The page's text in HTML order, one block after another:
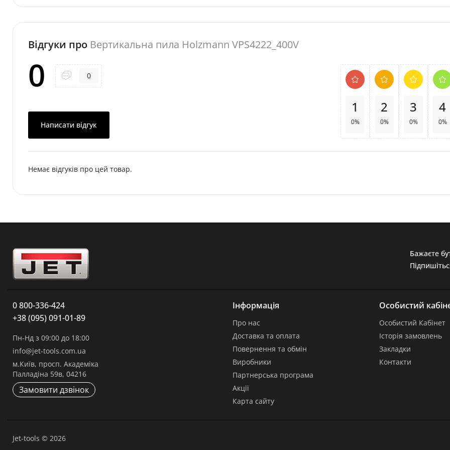
Відгуки про Вертикальна пила Holzmann VPS4222_400V
0 0
Написати відгук
1
0%
2
0%
3
0%
4
0%
Немає відгуків про цей товар.
Бажаєте
0 800-336-424
+38 (095) 091-01-89
Пн-Нд з 09:00 до 18:00
info@jet-tools.com.ua
м.Київ, просп. Академіка
Палладіна 59в, 04216
Замовити дзвінок
Інформація
Про нас
Доставка та оплата
Повернення та обмін
Виробники
Партнерська програма
Акції
Карта сайту
Особистий
Особистий Кабінет
Історія замовлень
Закладки
Контакти
Jet-tools © 2026